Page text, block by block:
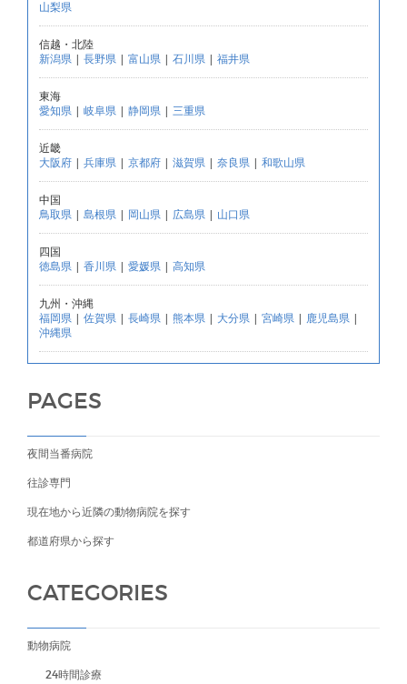
山梨県
信越・北陸
新潟県 | 長野県 | 富山県 | 石川県 | 福井県
東海
愛知県 | 岐阜県 | 静岡県 | 三重県
近畿
大阪府 | 兵庫県 | 京都府 | 滋賀県 | 奈良県 | 和歌山県
中国
鳥取県 | 島根県 | 岡山県 | 広島県 | 山口県
四国
徳島県 | 香川県 | 愛媛県 | 高知県
九州・沖縄
福岡県 | 佐賀県 | 長崎県 | 熊本県 | 大分県 | 宮崎県 | 鹿児島県 |
沖縄県
PAGES
夜間当番病院
往診専門
現在地から近隣の動物病院を探す
都道府県から探す
CATEGORIES
動物病院
24時間診療